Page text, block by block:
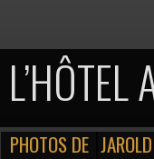
PHOTOS DE